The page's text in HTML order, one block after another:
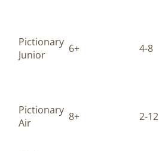
Pictionary
Junior
6+ 4-8
Pictionary
Air
8+ 2-12